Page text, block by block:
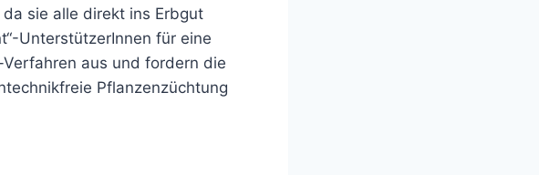
sie alle direkt ins Erbgut
UnterstützerInnen für eine
aus und fordern die
Pflanzenzüchtung